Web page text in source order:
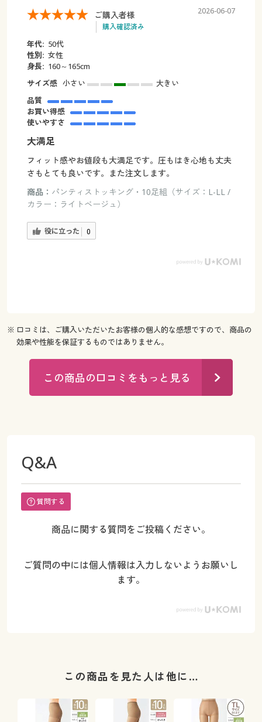
ご購入者様
購入確認済み
2026-06-07
年代: 50代
性別: 女性
身長: 160～165cm
サイズ感 小さい
大きい
品質
お買い得感
使いやすさ
大満足
フィット感やお値段も大満足です。圧もはき心地も丈夫
さもとても良いです。また注文します。
商品： パンティストッキング・10足組（サイズ：L-LL /
カラー：ライトベージュ）
役に立った 0
※ 口コミは、ご購入いただいたお客様の個人的な感想ですので、商品の
効果や性能を保証するものではありません。
この商品の口コミをもっと見る
Q&A
質問する
商品に関する質問をご投稿ください。
ご質問の中には個人情報は入力しないようお願いし
ます。
この商品を見た人は他に…